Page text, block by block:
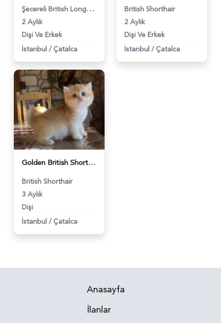
Şecereli British Longhair
2 Aylık
Dişi Ve Erkek
İstanbul / Çatalca
British Shorthair
2 Aylık
Dişi Ve Erkek
İstanbul / Çatalca
Golden British Shorthair NY12 Yavrular (wcf kayıtlı) - 3131
British Shorthair
3 Aylık
Dişi
İstanbul / Çatalca
Anasayfa
İlanlar